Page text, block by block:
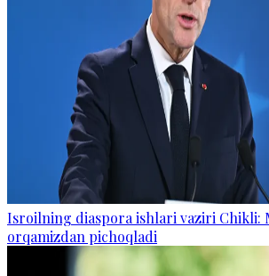
Isroilning diaspora ishlari vaziri Chikli:
orqamizdan pichoqladi